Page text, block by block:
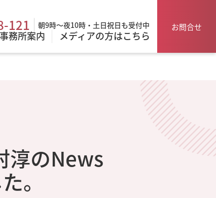
121 朝9時～夜10時・土日祝日も受付中
事務所案内 メディアの方はこちら
お問合せ
のNews
。